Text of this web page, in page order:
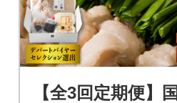
【全3回定期便】国